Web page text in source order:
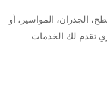
الجدران، المواسير، أو
تقدم لك الخدمات